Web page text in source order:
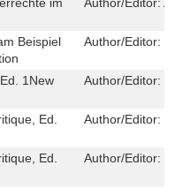
Beispiel
Author/Editor:
1New
Author/Editor:
Ed.
Author/Editor:
Ed.
Author/Editor: